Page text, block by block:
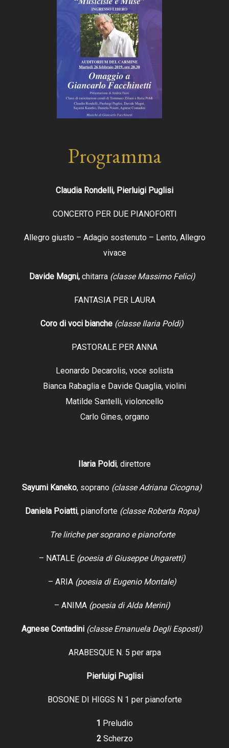
Programma
Claudia Rondelli, Pierluigi Puglisi
CONCERTO PER DUE PIANOFORTI
Allegro giusto – Adagio sostenuto – Lento, Allegro
vivace
Davide Magni, chitarra (classe Massimo Felici)
FANTASIA PER LAURA
Coro di voci bianche (classe Ilaria Poldi)
PASTORALE PER ANNA
Leonardo Decarolis, voce solista
Bianca Rabaglia e Davide Quaglia, violini
Matilde Santelli, violoncello
Carlo Gines, organo
Ilaria Poldi, direttore
Sayumi Kaneko, soprano (classe Adriana Cicogna)
Daniela Poiatti, pianoforte (classe Roberta Ropa)
Tre liriche per soprano e pianoforte
– NATALE (poesia di Giuseppe Ungaretti)
– ARIA (poesia di Eugenio Montale)
– ANIMA (poesia di Alda Merini)
Agnese Contadini (classe Emanuela Degli Esposti)
ARABESQUE N. 5 per arpa
Pierluigi Puglisi
BOSONE DI HIGGS N 1 per pianoforte
1 Preludio
2Scherzo